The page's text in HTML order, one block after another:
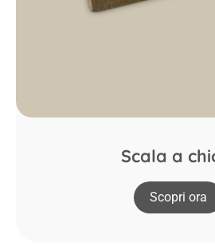
Scala a
Scopri ora